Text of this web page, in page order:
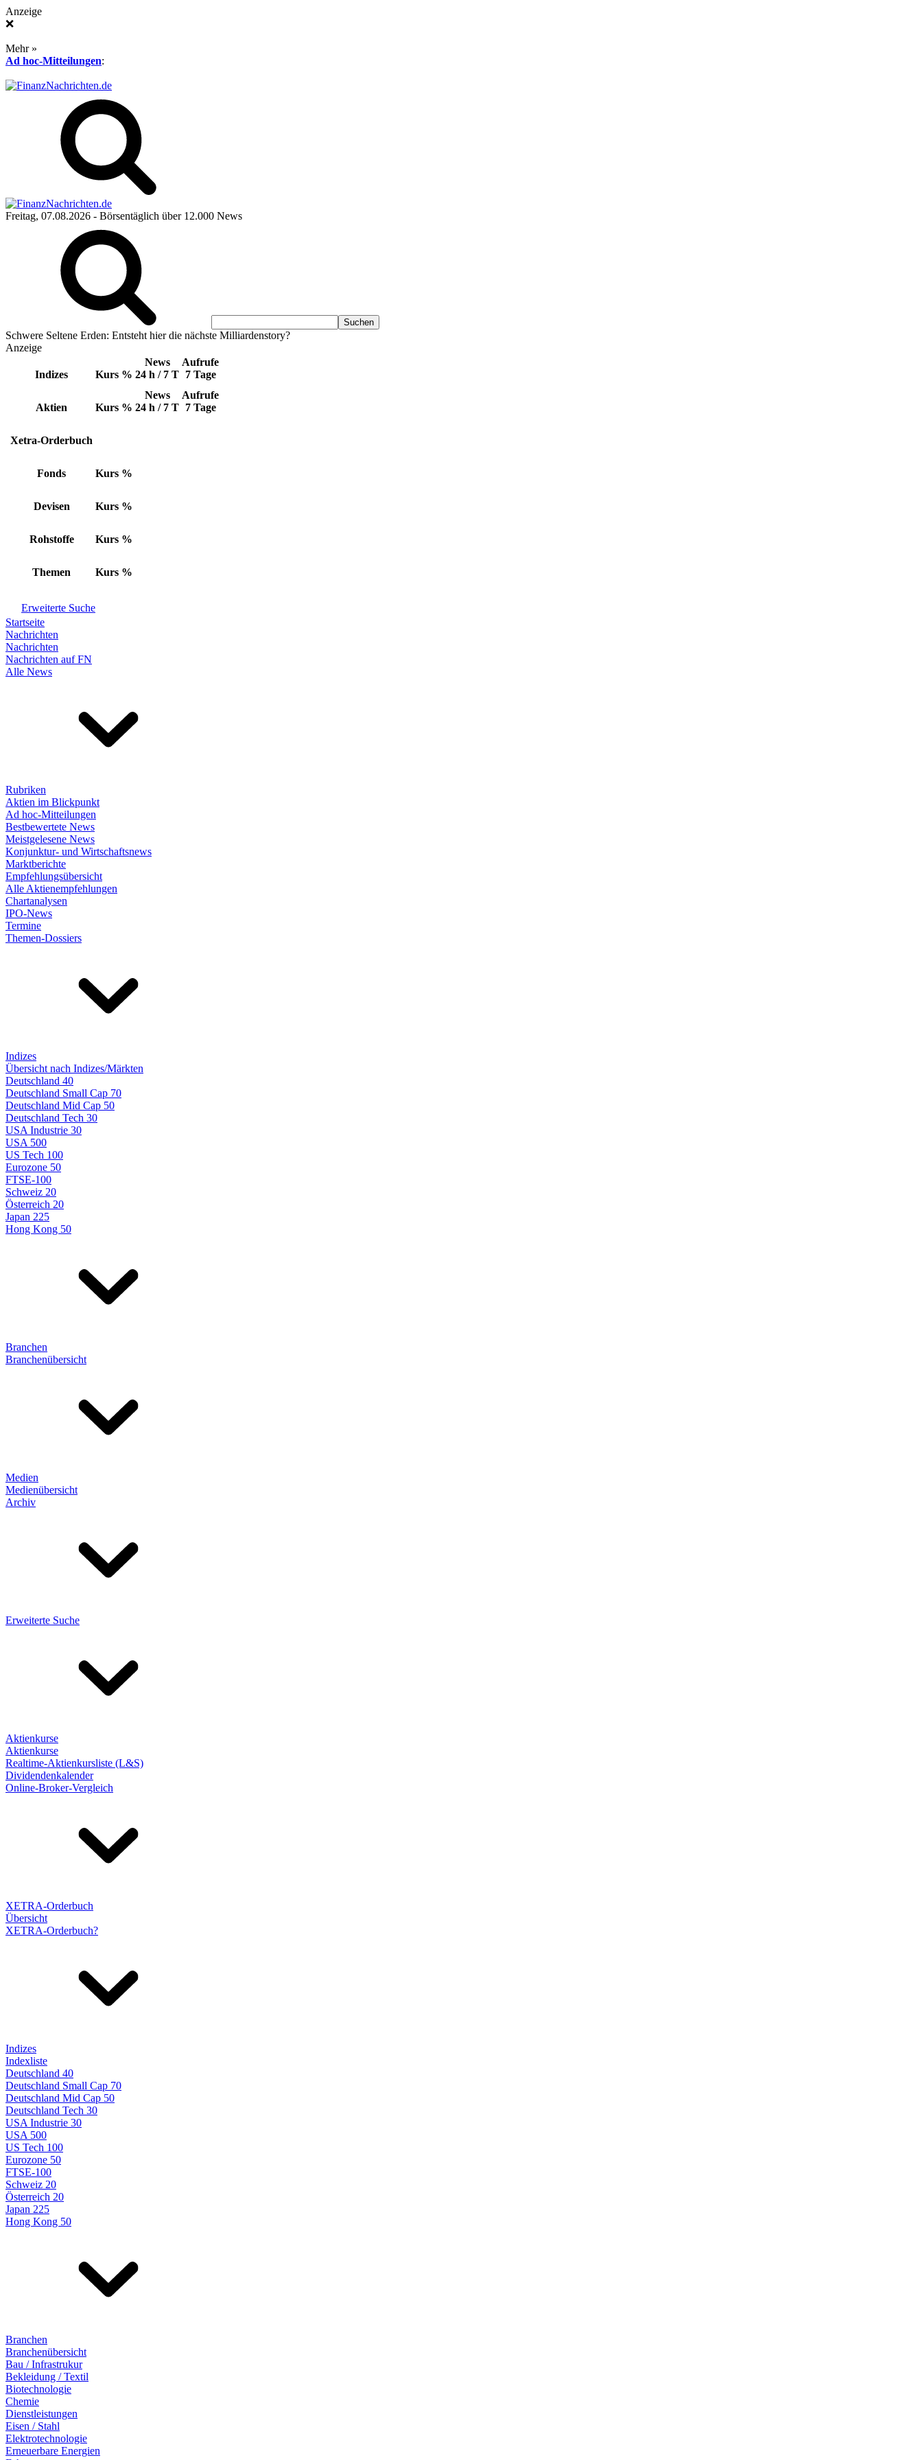
Anzeige
❌
Mehr »
Ad hoc-Mitteilungen:
Freitag, 07.08.2026 - Börsentäglich über 12.000 News
Schwere Seltene Erden: Entsteht hier die nächste Milliardenstory?
Anzeige
Indizes Kurs %
News
24 h / 7 T
Aufrufe
7 Tage
Aktien Kurs %
News
24 h / 7 T
Aufrufe
7 Tage
Xetra-Orderbuch
Fonds Kurs %
Devisen Kurs %
Rohstoffe Kurs %
Themen Kurs %
Erweiterte Suche
Startseite
Nachrichten
Nachrichten
Nachrichten auf FN
Alle News
Rubriken
Aktien im Blickpunkt
Ad hoc-Mitteilungen
Bestbewertete News
Meistgelesene News
Konjunktur- und Wirtschaftsnews
Marktberichte
Empfehlungsübersicht
Alle Aktienempfehlungen
Chartanalysen
IPO-News
Termine
Themen-Dossiers
Indizes
Übersicht nach Indizes/Märkten
Deutschland 40
Deutschland Small Cap 70
Deutschland Mid Cap 50
Deutschland Tech 30
USA Industrie 30
USA 500
US Tech 100
Eurozone 50
FTSE-100
Schweiz 20
Österreich 20
Japan 225
Hong Kong 50
Branchen
Branchenübersicht
Medien
Medienübersicht
Archiv
Erweiterte Suche
Aktienkurse
Aktienkurse
Realtime-Aktienkursliste (L&S)
Dividendenkalender
Online-Broker-Vergleich
XETRA-Orderbuch
Übersicht
XETRA-Orderbuch?
Indizes
Indexliste
Deutschland 40
Deutschland Small Cap 70
Deutschland Mid Cap 50
Deutschland Tech 30
USA Industrie 30
USA 500
US Tech 100
Eurozone 50
FTSE-100
Schweiz 20
Österreich 20
Japan 225
Hong Kong 50
Branchen
Branchenübersicht
Bau / Infrastrukur
Bekleidung / Textil
Biotechnologie
Chemie
Dienstleistungen
Eisen / Stahl
Elektrotechnologie
Erneuerbare Energien